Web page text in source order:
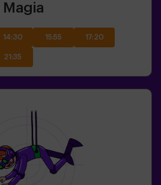
14:30 15:55 17:20
21:35